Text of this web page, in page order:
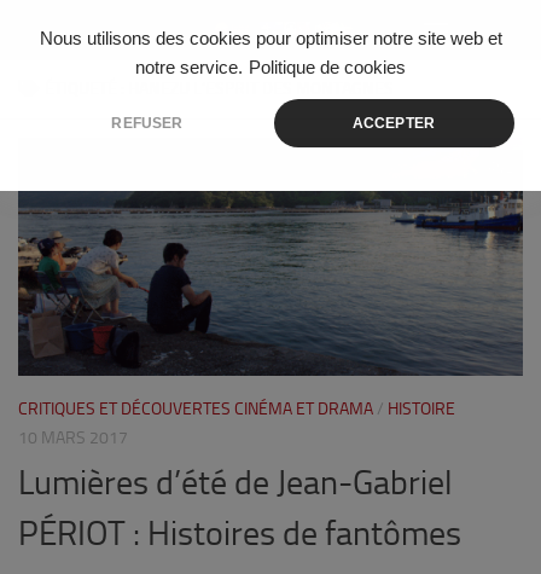
Nous utilisons des cookies pour optimiser notre site web et
notre service. Politique de cookies
REFUSER ACCEPTER
Skip to content
CRITIQUES ET DÉCOUVERTES CINÉMA ET DRAMA / HISTOIRE
10 MARS 2017
Lumières d’été de Jean-Gabriel
PÉRIOT : Histoires de fantômes